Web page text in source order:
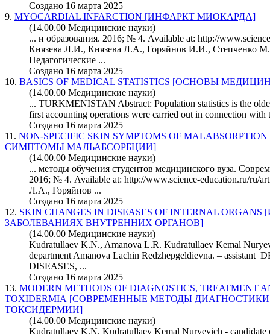
Создано 16 марта 2025
9. MYOCARDIAL INFARCTION [ИНФАРКТ МИОКАРДА]
(14.00.00 Медицинские науки)
... и образования. 2016; № 4. Available at: http://www.science
Князева Л.И., Князева Л.А., Горяйнов И.И., Степченко
Педагогические ...
Создано 16 марта 2025
10. BASICS OF MEDICAL STATISTICS [ОСНОВЫ
(14.00.00 Медицинские науки)
... TURKMENISTAN Abstract: Population statistics is the
first accounting operations were carried out in connection
Создано 16 марта 2025
11. NON-SPECIFIC SKIN SYMPTOMS OF
СИМПТОМЫ МАЛЬАБСОРБЦИИ]
(14.00.00 Медицинские науки)
... методы обучения студентов медицинского вуза.
2016; № 4. Available at: http://www.science-education.ru/ru/
Л.А., Горяйнов ...
Создано 16 марта 2025
12. SKIN CHANGES IN DISEASES OF INTERNAL
ЗАБОЛЕВАНИЯХ ВНУТРЕННИХ ОРГАНОВ]
(14.00.00 Медицинские науки)
Kudratullaev K.N., Amanova L.R. Kudratullaev Kemal
department Amanova Lachin Redzhepgeldievna. –
DISEASES, ...
Создано 16 марта 2025
13. MODERN METHODS OF DIAGNOSTICS, TREATMENT
TOXIDERMIA [СОВРЕМЕННЫЕ МЕТОДЫ
ТОКСИДЕРМИИ]
(14.00.00 Медицинские науки)
Kudratullaev K.N. Kudratullaev Kemal Nuryevich -